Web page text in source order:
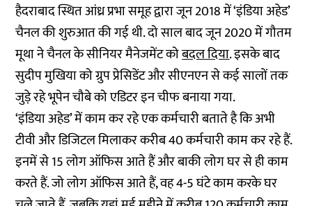
हैदराबाद स्थित आंध्र प्रभा समूह द्वारा जून 2018 में ‘इंडिया अहेड’
चैनल की शुरुआत की गई थी. दो साल बाद जून 2020 में गौतम
मूथा ने चैनल के सीनियर मैनेजमेंट कोबदल दिया. इसके बाद
सुदीप मुखिया को ग्रुप प्रेसिडेंट और सीएनएन से कई सालों तक
जुड़े रहे भूपेन चौबे को एडिटर इन चीफ बनाया गया.
‘इंडिया अहेड’ में काम कर रहे एक कर्मचारी बताते है कि अभी
टीवी और डिजिटल मिलाकर करीब 40 कर्मचारी काम कर रहे हैं.
इनमें से 15 लोग ऑफिस आते हैं और बाकी लोग घर से ही काम
करते हैं. जो लोग ऑफिस आते हैं, वह 4-5 घंटे काम करके घर